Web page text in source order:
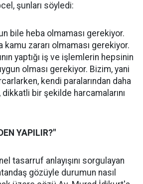
şunları söyledi:
bile heba olmaması gerekiyor.
kamu zararı olmaması gerekiyor.
yaptığı iş ve işlemlerin hepsinin
olması gerekiyor. Bizim, yani
kendi paralarından daha
bir şekilde harcamalarını
YAPILIR?"
tasarruf anlayışını sorgulayan
gözüyle durumun nasıl